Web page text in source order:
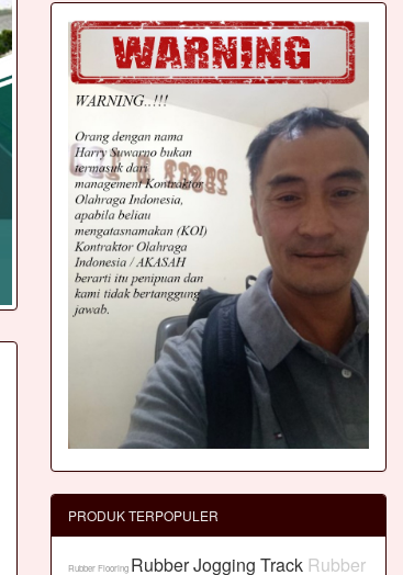
PRODUK TERPOPULER
Rubber Flooring Rubber Jogging Track Rubber